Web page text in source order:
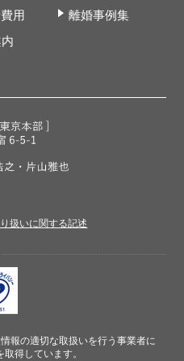
用
離婚事例集
扱いに関する記述
報の適切な取扱いを行う事業者に
取得しています。